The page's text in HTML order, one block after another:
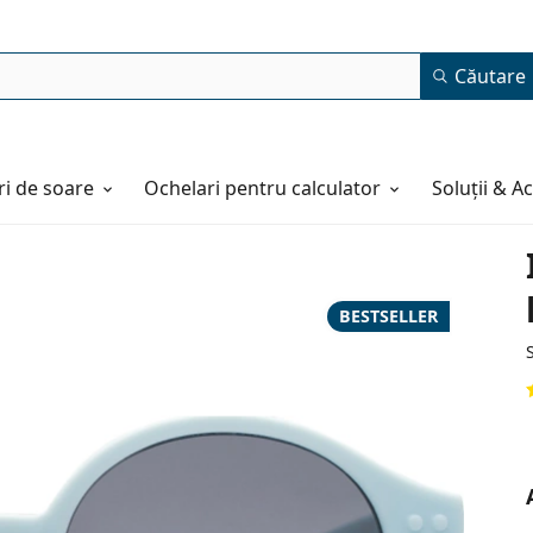
Căutare
de soare Ochelari pentru calculator Soluții &
BESTSELLER